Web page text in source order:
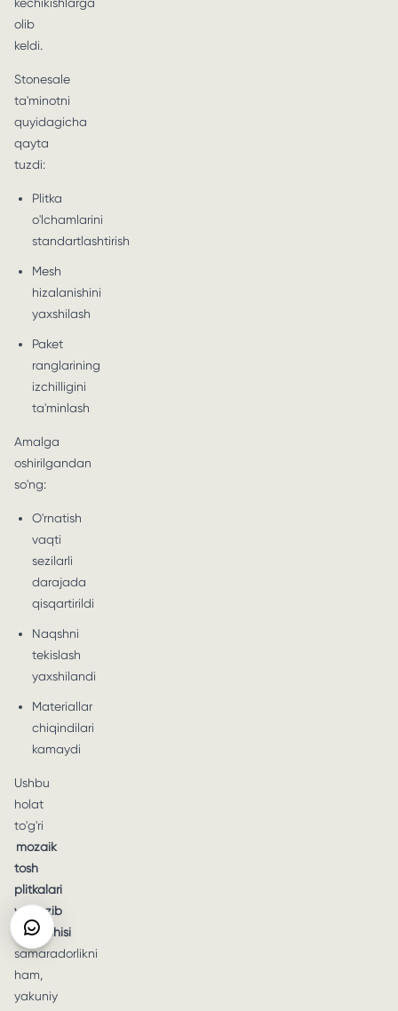
olib
keldi.
Stonesale
ta'minotni
quyidagicha
qayta
tuzdi:
Plitka
o'lchamlarini
standartlashtirish
Mesh
hizalanishini
yaxshilash
Paket
ranglarining
izchilligini
ta'minlash
Amalga
oshirilgandan
so'ng:
O'rnatish
vaqti
sezilarli
darajada
qisqartirildi
Naqshni
tekislash
yaxshilandi
Materiallar
chiqindilari
kamaydi
Ushbu
holat
to'g'ri
mozaik
tosh
plitkalari
yetkazib
beruvchisi
samaradorlikni
ham,
yakuniy